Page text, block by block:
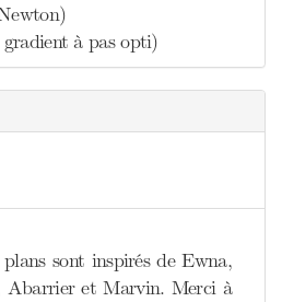
à pas opti)
sont inspirés de Ewna,
Abarrier et Marvin. Merci à